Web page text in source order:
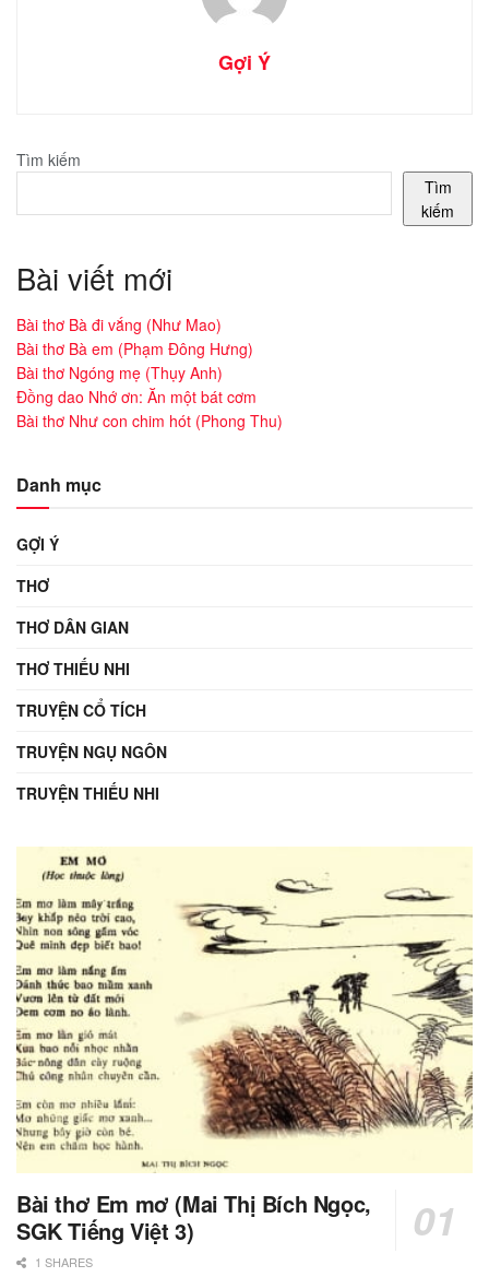
Gợi Ý
Tìm kiếm
Tìm
kiếm
Bài viết mới
Bài thơ Bà đi vắng (Như Mao)
Bài thơ Bà em (Phạm Đông Hưng)
Bài thơ Ngóng mẹ (Thụy Anh)
Đồng dao Nhớ ơn: Ăn một bát cơm
Bài thơ Như con chim hót (Phong Thu)
Danh mục
GỢI Ý
THƠ
THƠ DÂN GIAN
THƠ THIẾU NHI
TRUYỆN CỔ TÍCH
TRUYỆN NGỤ NGÔN
TRUYỆN THIẾU NHI
Bài thơ Em mơ (Mai Thị Bích Ngọc,
SGK Tiếng Việt 3)
1 SHARES